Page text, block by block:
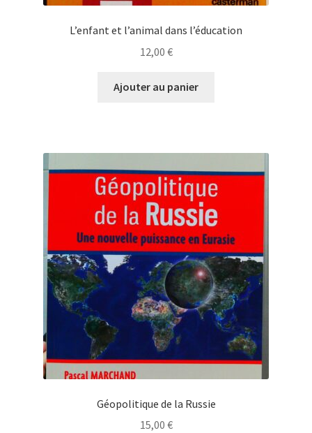
L’enfant et l’animal dans l’éducation
12,00 €
Ajouter au panier
Géopolitique de la Russie
15,00 €